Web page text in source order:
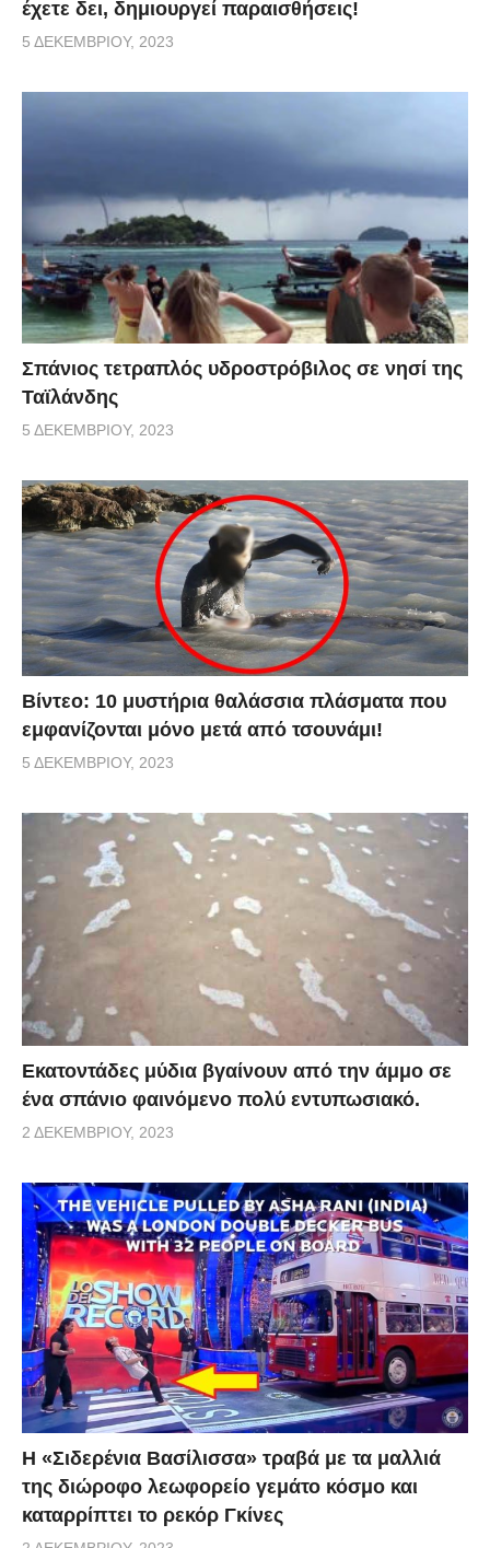
έχετε δει, δημιουργεί παραισθήσεις!
5 ΔΕΚΕΜΒΡΊΟΥ, 2023
Σπάνιος τετραπλός υδροστρόβιλος σε νησί της
Ταϊλάνδης
5 ΔΕΚΕΜΒΡΊΟΥ, 2023
Βίντεο: 10 μυστήρια θαλάσσια πλάσματα που
εμφανίζονται μόνο μετά από τσουνάμι!
5 ΔΕΚΕΜΒΡΊΟΥ, 2023
Εκατοντάδες μύδια βγαίνουν από την άμμο σε
ένα σπάνιο φαινόμενο πολύ εντυπωσιακό.
2 ΔΕΚΕΜΒΡΊΟΥ, 2023
Η «Σιδερένια Βασίλισσα» τραβά με τα μαλλιά
της διώρoφo λεωφoρείο γεμάτο κόσμο και
καταρρίπτει το ρεκόρ Γκίνες